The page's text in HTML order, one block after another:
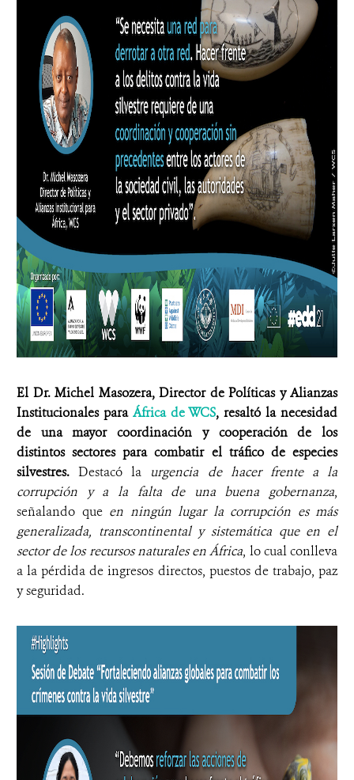
El Dr. Michel Masozera, Director de Políticas y Alianzas
Institucionales para África de WCS, resaltó la necesidad
de una mayor coordinación y cooperación de los
distintos sectores para combatir el tráfico de especies
silvestres.Destacó la urgencia de hacer frente a la
corrupción y a la falta de una buena gobernanza,
señalando que en ningún lugar la corrupción es más
generalizada, transcontinental y sistemática que en el
sector de los recursos naturales en África, lo cual conlleva
a la pérdida de ingresos directos, puestos de trabajo, paz
y seguridad.